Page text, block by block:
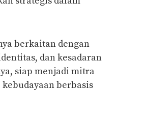
berkaitan dengan
dan kesadaran
siap menjadi mitra
berbasis